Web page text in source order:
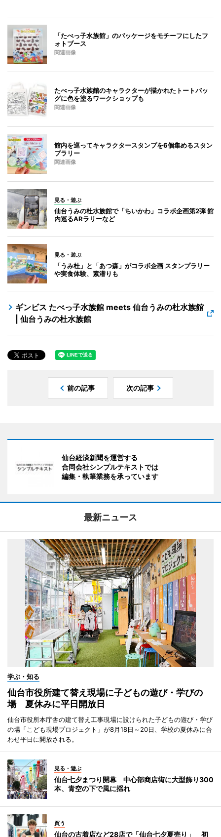
「たべっ子水族館」のパッケージをモチーフにしたフ
ォトブース
関連画像
たべっ子水族館のキャラクターが描かれたトートバッ
グに色を塗るワークショップも
関連画像
館内を巡ってキャラクタースタンプを6個集めるスタン
プラリー
関連画像
見る・遊ぶ
仙台うみの杜水族館で「ちいかわ」コラボ企画第2弾 館
内巡るARラリーなど
見る・遊ぶ
「うみ杜」と「あつ森」がコラボ企画 スタンプラリー
や実食体験、素潜りも
ギンビス たべっ子水族館 meets 仙台うみの杜水族館
| 仙台うみの杜水族館
前の記事 次の記事
仙台経済新聞を運営する
合同会社シンプルテキストでは
編集・執筆業務を承っています
最新ニュース
学ぶ・知る
仙台市役所建て替え現場に子どもの遊び・学びの
場 夏休みに平日開放日
仙台市役所本庁舎の建て替え工事現場に設けられた子どもの遊び・学び
の場「こども現場プロジェクト」が8月18日～20日、学校の夏休みに合
わせ平日に開放される。
見る・遊ぶ
仙台七夕まつり開幕 中心部商店街に大型飾り300
本、青空の下で風に揺れ
買う
仙台の古着店など28店で「仙台七夕夏売り」 初